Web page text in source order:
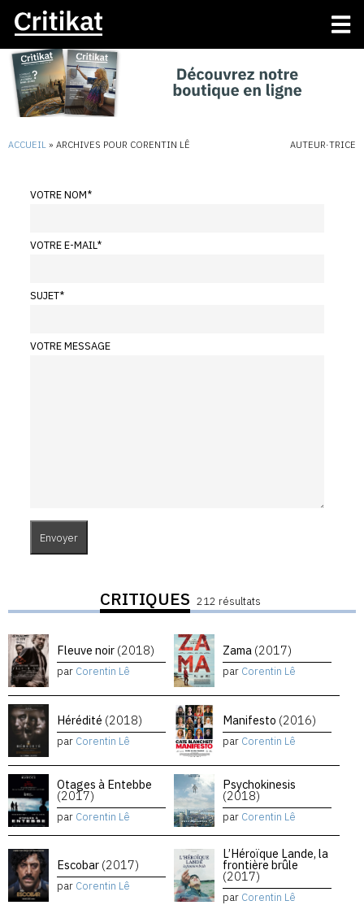
ACCUEIL » ARCHIVES POUR CORENTIN LÊ AUTEUR·TRICE
VOTRE NOM*
VOTRE E-MAIL*
SUJET*
VOTRE MESSAGE
CRITIQUES 212 résultats
Fleuve noir (2018)
par Corentin Lê
Zama (2017)
par Corentin Lê
Hérédité (2018)
par Corentin Lê
Manifesto (2016)
par Corentin Lê
Otages à Entebbe
(2017)
par Corentin Lê
Psychokinesis
(2018)
par Corentin Lê
Escobar (2017)
par Corentin Lê
L’Héroïque Lande, la
frontière brûle
(2017)
par Corentin Lê